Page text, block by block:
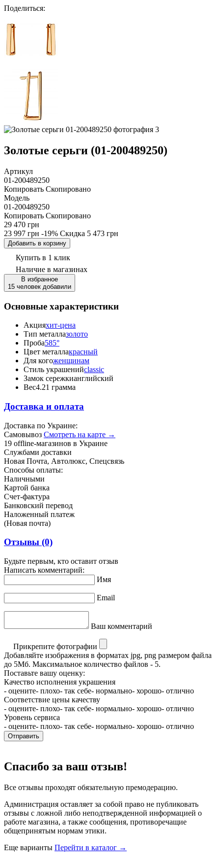
Поделиться:
Золотые серьги (01-200489250)
Артикул
01-200489250
Копировать Скопировано
Модель
01-200489250
Копировать Скопировано
29 470 грн
23 997 грн -19% Скидка 5 473 грн
Добавить в корзину
Купить в 1 клик
Наличие в магазинах
В избранное
15 человек добавили
Основные характеристики
Акцияхит-цена
Тип металлазолото
Проба585°
Цвет металлакрасный
Для когоженщинам
Стиль украшенийclassic
Замок сережкианглийский
Вес4.21 грамма
Доставка и оплата
Доставка по Украине:
Самовывоз Смотреть на карте →
19 offline-магазинов в Украине
Службами доставки
Новая Почта, Автолюкс, Спецсвязь
Способы оплаты:
Наличными
Картой банка
Счет-фактура
Банковский перевод
Наложенный платеж
(Новая почта)
Отзывы (0)
Будьте первым, кто оставит отзыв
Написать комментарий:
Имя
Email
Ваш комментарий
Прикрепите фотографии
Добавляйте изображения в форматах jpg, png размером файла
до 5Мб. Максимальное количество файлов - 5.
Поставьте вашу оценку:
Качество исполнения украшения
- оцените- плохо- так себе- нормально- хорошо- отлично
Соответствие цены качеству
- оцените- плохо- так себе- нормально- хорошо- отлично
Уровень сервиса
- оцените- плохо- так себе- нормально- хорошо- отлично
Отправить
Спасибо за ваш отзыв!
Все отзывы проходят обязательную премодерацию.
Администрация оставляет за собой право не публиковать
отзывы с ложной либо неподтвержденной информацией о
работе магазина, а также сообщения, противоречащие
общепринятым нормам этики.
Еще варианты Перейти в каталог →